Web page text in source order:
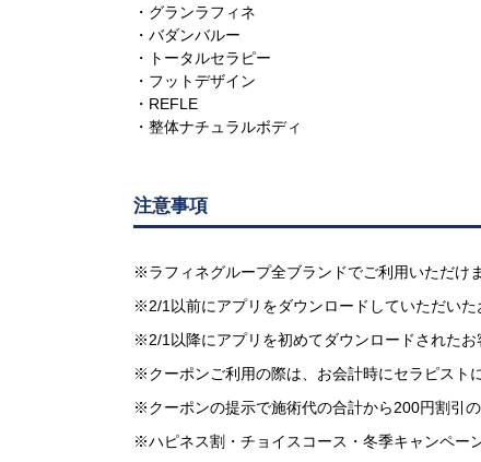
・グランラフィネ
・バダンバルー
・トータルセラピー
・フットデザイン
・REFLE
・整体ナチュラルボディ
注意事項
※ラフィネグループ全ブランドでご利用いただけま
※2/1以前にアプリをダウンロードしていただいた
※2/1以降にアプリを初めてダウンロードされた
※クーポンご利用の際は、お会計時にセラピスト
※クーポンの提示で施術代の合計から200円割引の
※ハピネス割・チョイスコース・冬季キャンペー